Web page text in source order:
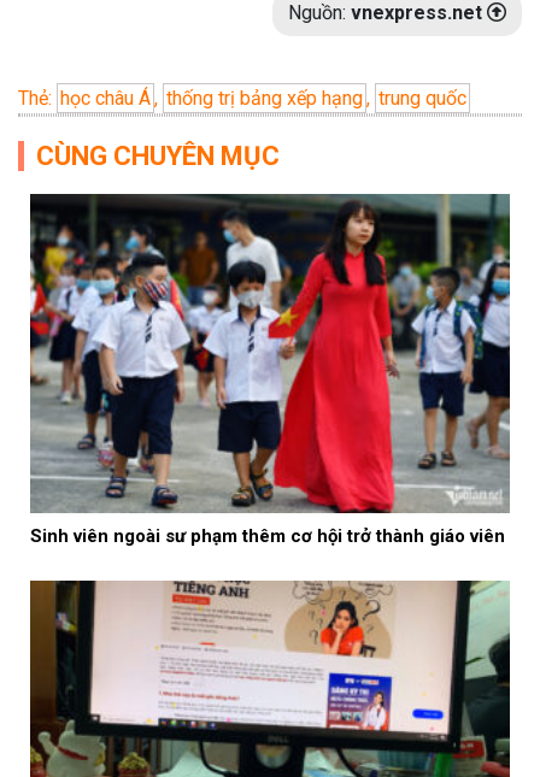
Nguồn: vnexpress.net
Thẻ: học châu Á, thống trị bảng xếp hạng, trung quốc
CÙNG CHUYÊN MỤC
Sinh viên ngoài sư phạm thêm cơ hội trở thành giáo viên